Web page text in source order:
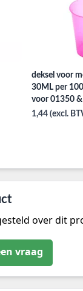
deksel voor
30ML per
voor 01350
1,44 (excl.
over dit
vraag